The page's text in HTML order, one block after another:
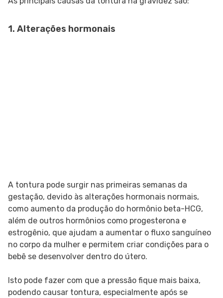
1. Alterações hormonais
A tontura pode surgir nas primeiras semanas da
gestação, devido às alterações hormonais normais,
como aumento da produção do hormônio beta-HCG,
além de outros hormônios como progesterona e
estrogênio, que ajudam a aumentar o fluxo sanguíneo
no corpo da mulher e permitem criar condições para o
bebê se desenvolver dentro do útero.
Isto pode fazer com que a pressão fique mais baixa,
podendo causar tontura, especialmente após se